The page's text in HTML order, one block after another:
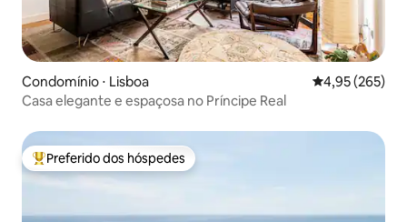
Condomínio ⋅ Lisboa 4,95 de uma
4,95 (265)
Casa elegante e espaçosa no Príncipe Real
Entre os melhores preferidos dos hóspedes
Preferido dos hóspedes